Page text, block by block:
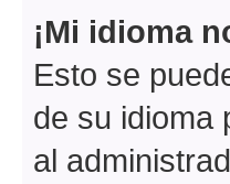
¡Mi idioma
Esto se
de su idioma
al